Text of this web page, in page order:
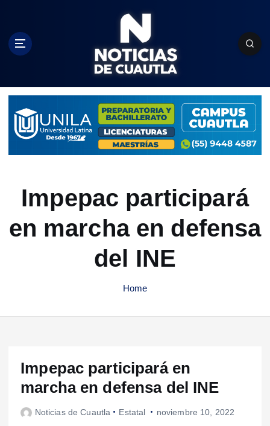
c
Impepac participará
en marcha en defensa
del INE
Home
Impepac participará en
marcha en defensa del INE
Noticias de Cuautla Estatal noviembre 10, 2022